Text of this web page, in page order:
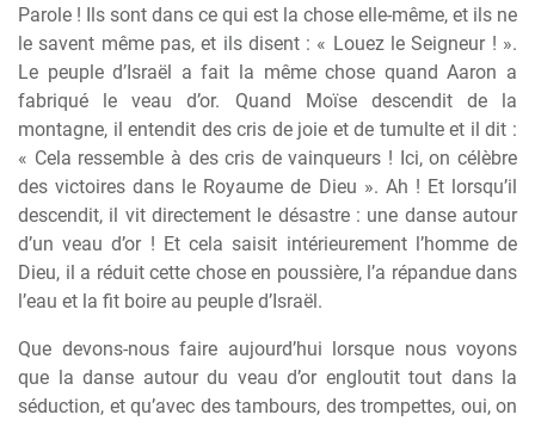
Parole ! Ils sont dans ce qui est la chose elle-même, et ils ne
le savent même pas, et ils disent : « Louez le Seigneur ! ».
Le peuple d’Israël a fait la même chose quand Aaron a
fabriqué le veau d’or. Quand Moïse descendit de la
montagne, il entendit des cris de joie et de tumulte et il dit :
« Cela ressemble à des cris de vainqueurs ! Ici, on célèbre
des victoires dans le Royaume de Dieu ». Ah ! Et lorsqu’il
descendit, il vit directement le désastre : une danse autour
d’un veau d’or ! Et cela saisit intérieurement l’homme de
Dieu, il a réduit cette chose en poussière, l’a répandue dans
l’eau et la fit boire au peuple d’Israël.
Que devons-nous faire aujourd’hui lorsque nous voyons
que la danse autour du veau d’or engloutit tout dans la
séduction, et qu’avec des tambours, des trompettes, oui, on